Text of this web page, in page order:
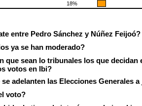
18%
entre Pedro Sánchez y Núñez Feijoó?
ya se han moderado?
que sean lo tribunales los que decidan
votos en Ibi?
se adelanten las Elecciones Generales
voto?